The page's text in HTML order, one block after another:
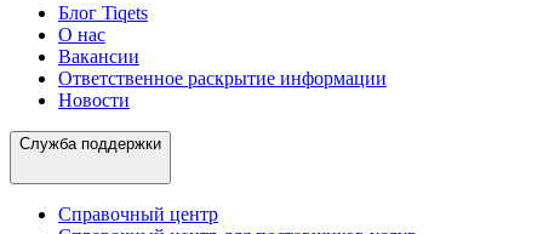
Блог Tiqets
О нас
Вакансии
Ответственное раскрытие информации
Новости
Служба поддержки
Справочный центр